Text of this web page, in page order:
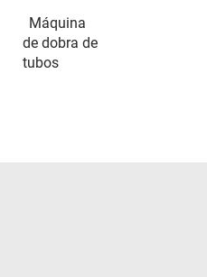
Máquina
de dobra de
tubos